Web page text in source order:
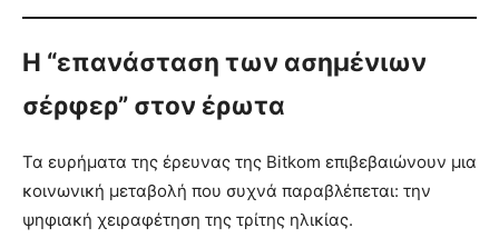
Η “επανάσταση των ασημένιων
σέρφερ” στον έρωτα
Τα ευρήματα της έρευνας της Bitkom επιβεβαιώνουν μια
κοινωνική μεταβολή που συχνά παραβλέπεται: την
ψηφιακή χειραφέτηση της τρίτης ηλικίας.